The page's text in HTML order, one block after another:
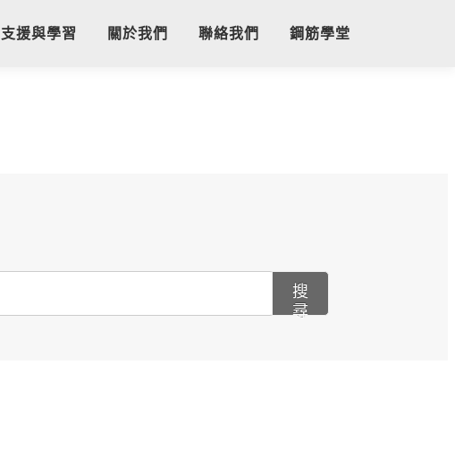
支援與學習 關於我們 聯絡我們 鋼筋學堂
搜
尋